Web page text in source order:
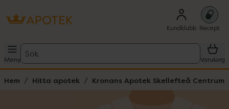
Kundklubb Recept
Meny
Sök
Varukorg
Hem Hitta apotek Kronans Apotek Skellefteå Centrum